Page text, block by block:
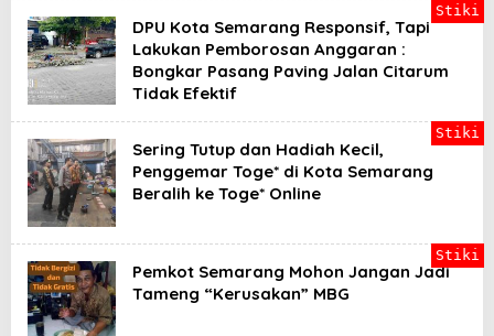
DPU Kota Semarang Responsif, Tapi
Lakukan Pemborosan Anggaran :
Bongkar Pasang Paving Jalan Citarum
Tidak Efektif
Stiki
Sering Tutup dan Hadiah Kecil,
Penggemar Toge* di Kota Semarang
Beralih ke Toge* Online
Stiki
Pemkot Semarang Mohon Jangan Jadi
Tameng “Kerusakan” MBG
Stiki